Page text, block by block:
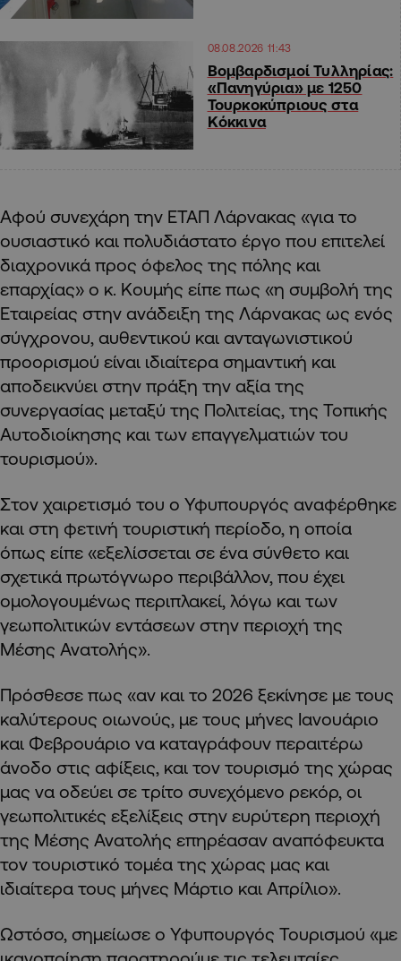
08.08.2026 11:43
Βομβαρδισμοί Τυλληρίας:
«Πανηγύρια» με 1250
Τουρκοκύπριους στα
Κόκκινα
Αφού συνεχάρη την ΕΤΑΠ Λάρνακας «για το
ουσιαστικό και πολυδιάστατο έργο που επιτελεί
διαχρονικά προς όφελος της πόλης και
επαρχίας» ο κ. Κουμής είπε πως «η συμβολή της
Εταιρείας στην ανάδειξη της Λάρνακας ως ενός
σύγχρονου, αυθεντικού και ανταγωνιστικού
προορισμού είναι ιδιαίτερα σημαντική και
αποδεικνύει στην πράξη την αξία της
συνεργασίας μεταξύ της Πολιτείας, της Τοπικής
Αυτοδιοίκησης και των επαγγελματιών του
τουρισμού».
Στον χαιρετισμό του ο Υφυπουργός αναφέρθηκε
και στη φετινή τουριστική περίοδο, η οποία
όπως είπε «εξελίσσεται σε ένα σύνθετο και
σχετικά πρωτόγνωρο περιβάλλον, που έχει
ομολογουμένως περιπλακεί, λόγω και των
γεωπολιτικών εντάσεων στην περιοχή της
Μέσης Ανατολής».
Πρόσθεσε πως «αν και το 2026 ξεκίνησε με τους
καλύτερους οιωνούς, με τους μήνες Ιανουάριο
και Φεβρουάριο να καταγράφουν περαιτέρω
άνοδο στις αφίξεις, και τον τουρισμό της χώρας
μας να οδεύει σε τρίτο συνεχόμενο ρεκόρ, οι
γεωπολιτικές εξελίξεις στην ευρύτερη περιοχή
της Μέσης Ανατολής επηρέασαν αναπόφευκτα
τον τουριστικό τομέα της χώρας μας και
ιδιαίτερα τους μήνες Μάρτιο και Απρίλιο».
Ωστόσο, σημείωσε ο Υφυπουργός Τουρισμού «με